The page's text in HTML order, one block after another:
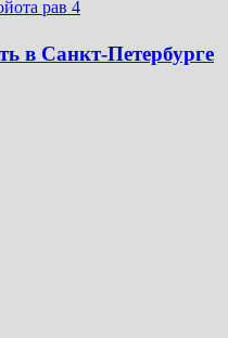
в Санкт-Петербурге